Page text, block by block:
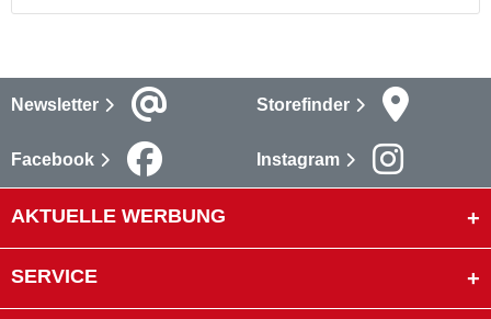
Newsletter Storefinder
Facebook Instagram
AKTUELLE WERBUNG
SERVICE